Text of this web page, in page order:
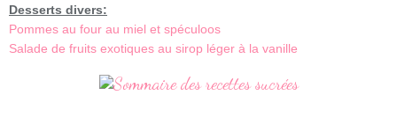
Desserts divers:
Pommes au four au miel et spéculoos
Salade de fruits exotiques au sirop léger à la vanille